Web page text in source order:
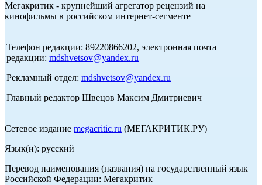
Мегакритик - крупнейший агрегатор рецензий на
кинофильмы в российском интернет-сегменте
Телефон редакции: 89220866202, электронная почта
редакции: mdshvetsov@yandex.ru
Рекламный отдел: mdshvetsov@yandex.ru
Главный редактор Швецов Максим Дмитриевич
Сетевое издание megacritic.ru (МЕГАКРИТИК.РУ)
Язык(и): русский
Перевод наименования (названия) на государственный язык
Российской Федерации: Мегакритик